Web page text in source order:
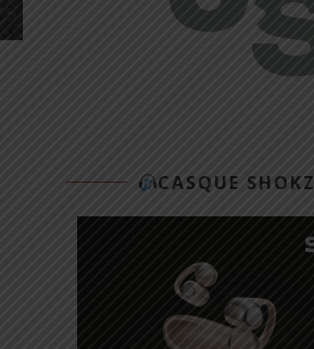
CASQUE SHOKZ